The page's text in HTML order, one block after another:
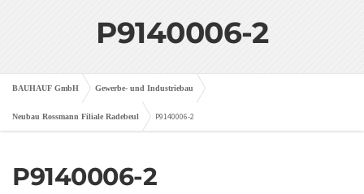
P9140006-2
BAUHAUF GmbH Gewerbe- und Industriebau
Neubau Rossmann Filiale Radebeul P9140006-2
P9140006-2